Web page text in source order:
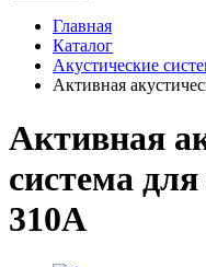
Главная
Каталог
Акустические
Активная
Активная
система
310A